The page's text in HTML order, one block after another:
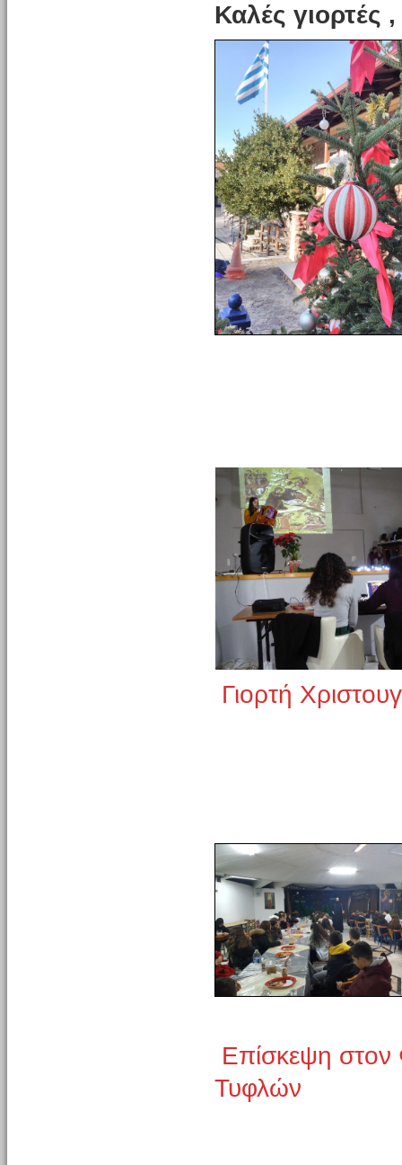
Καλές γιορτές ,
Γιορτή
Επίσκεψη
Τυφλών